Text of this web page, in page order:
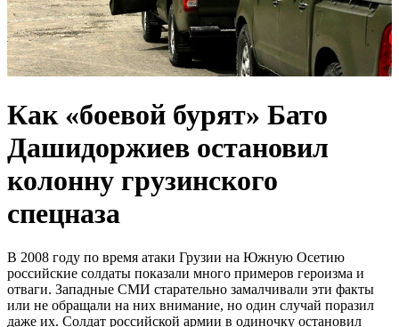
Как «боевой бурят» Бато
Дашидоржиев остановил
колонну грузинского
спецназа
В 2008 году по время атаки Грузии на Южную Осетию
российские солдаты показали много примеров героизма и
отваги. Западные СМИ старательно замалчивали эти факты
или не обращали на них внимание, но один случай поразил
даже их. Солдат российской армии в одиночку остановил